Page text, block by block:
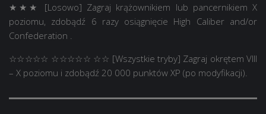
★★★ [Losowo] Zagraj krążownikiem lub pancernikiem X
poziomu, zdobądź 6 razy osiągnięcie High Caliber and/or
Confederation .
☆☆☆☆☆ ☆☆☆☆☆ ☆☆ [Wszystkie tryby] Zagraj okrętem VIII
– X poziomu i zdobądź 20 000 punktów XP (po modyfikacji).